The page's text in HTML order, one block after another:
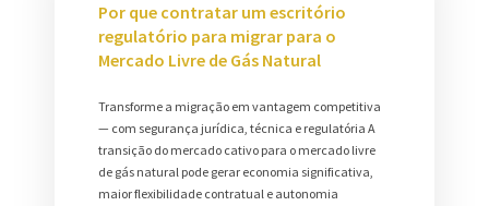
Por que contratar um escritório
regulatório para migrar para o
Mercado Livre de Gás Natural
Transforme a migração em vantagem competitiva
— com segurança jurídica, técnica e regulatória A
transição do mercado cativo para o mercado livre
de gás natural pode gerar economia significativa,
maior flexibilidade contratual e autonomia